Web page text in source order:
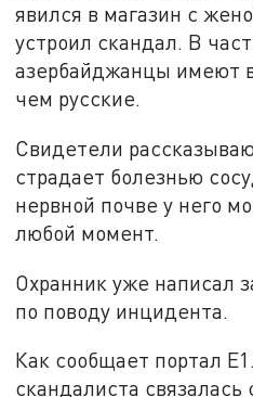
явился в магазин с
устроил скандал. В
азербайджанцы имеют
чем русские.
Свидетели
страдает болезнью
нервной почве у него
любой момент.
Охранник уже написал
по поводу инцидента.
Как сообщает портал
скандалиста